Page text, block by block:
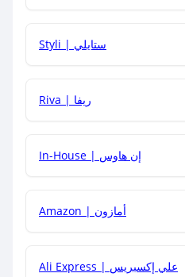
خصم مع العروض الأخرى؟
Styli | ستايلي
Riva | ريفا
In-House | إن هاوس
Amazon | أمازون
Ali Express | علي إكسبريس